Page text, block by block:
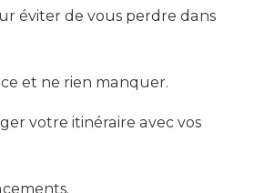
éviter de vous perdre dans
et ne rien manquer.
votre itinéraire avec vos